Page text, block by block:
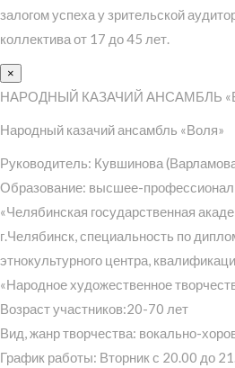
залогом успеха у зрительской
коллектива от 17 до 45 лет.
×
НАРОДНЫЙ КАЗАЧИЙ АНСАМБЛЬ
Народный казачий ансамбль «Воля»
Руководитель: Кувшинова
Образование: высшее-
«Челябинская государственная
г.Челябинск, специальность по
этнокультурного центра,
«Народное художественное
Возраст участников:20-70 лет
Вид, жанр творчества: вокально-
График работы: Вторник с 20.00 до